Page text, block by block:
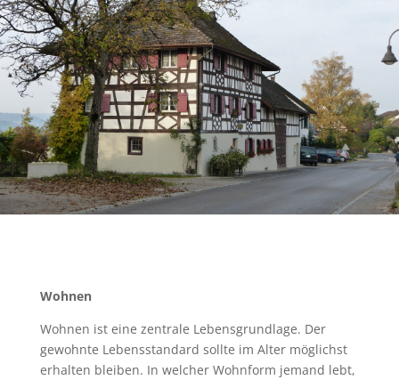
Wohnen
Wohnen ist eine zentrale Lebensgrundlage. Der
gewohnte Lebensstandard sollte im Alter möglichst
erhalten bleiben. In welcher Wohnform jemand lebt,